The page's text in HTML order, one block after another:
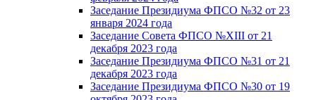
Заседание Президиума ФПСО №32 от 23
января 2024 года
Заседание Совета ФПСО №XIII от 21
декабря 2023 года
Заседание Президиума ФПСО №31 от 21
декабря 2023 года
Заседание Президиума ФПСО №30 от 19